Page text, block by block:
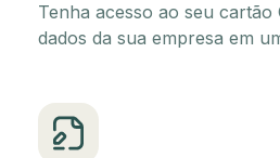
Tenha acesso ao seu cartão
dados da sua empresa em